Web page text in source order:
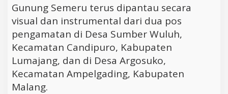
Gunung Semeru terus dipantau secara
visual dan instrumental dari dua pos
pengamatan di Desa Sumber Wuluh,
Kecamatan Candipuro, Kabupaten
Lumajang, dan di Desa Argosuko,
Kecamatan Ampelgading, Kabupaten
Malang.